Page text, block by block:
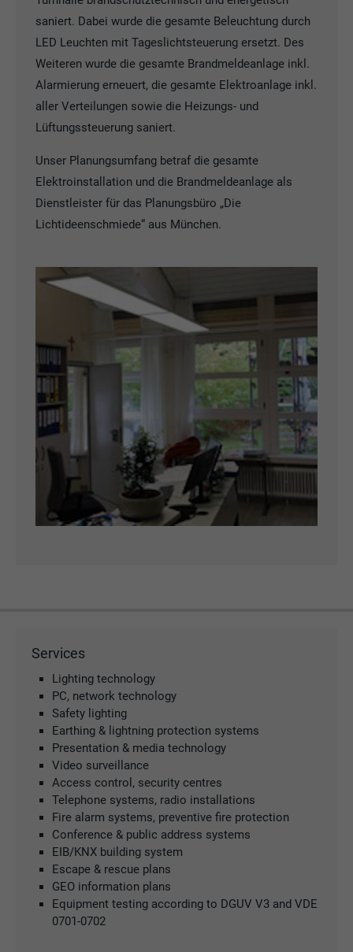
saniert. Dabei wurde die gesamte Beleuchtung durch
LED Leuchten mit Tageslichtsteuerung ersetzt. Des
Weiteren wurde die gesamte Brandmeldeanlage inkl.
Alarmierung erneuert, die gesamte Elektroanlage inkl.
aller Verteilungen sowie die Heizungs- und
Lüftungssteuerung saniert.
Unser Planungsumfang betraf die gesamte
Elektroinstallation und die Brandmeldeanlage als
Dienstleister für das Planungsbüro „Die
Lichtideenschmiede“ aus München.
Services
Lighting technology
PC, network technology
Safety lighting
Earthing & lightning protection systems
Presentation & media technology
Video surveillance
Access control, security centres
Telephone systems, radio installations
Fire alarm systems, preventive fire protection
Conference & public address systems
EIB/KNX building system
Escape & rescue plans
GEO information plans
Equipment testing according to DGUV V3 and VDE
0701-0702